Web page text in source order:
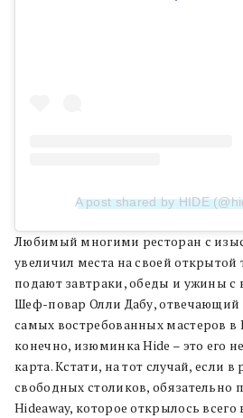
A post shared by HIDE
Любимый многими ресторан с
увеличил места на своей открытой
подают завтраки, обеды и ужины
Шеф-повар Олли Дабу, отвечающий
самых востребованных мастеров
конечно, изюминка Hide – это его
карта. Кстати, на тот случай, если в
свободных столиков, обязательно
Hideaway, которое открылось всего